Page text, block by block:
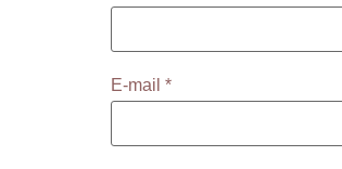
E-mail *